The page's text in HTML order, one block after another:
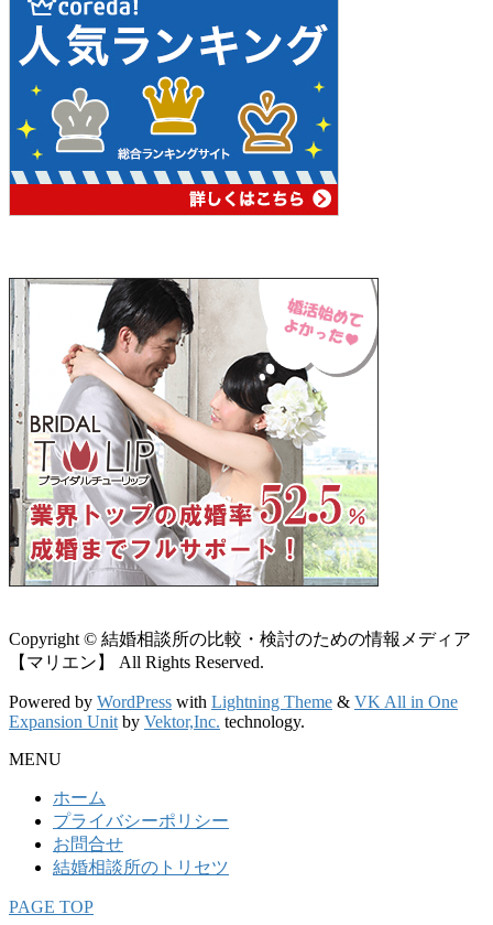
Copyright © 結婚相談所の比較・検討のための情報メディア
【マリエン】 All Rights Reserved.
Powered by WordPress with Lightning Theme & VK All in One
Expansion Unit by Vektor,Inc. technology.
MENU
ホーム
プライバシーポリシー
お問合せ
結婚相談所のトリセツ
PAGE TOP